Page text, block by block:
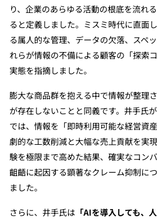
り、企業のあらゆる活動の根底を流れ
ると定義しました。ミスミ時代に直面
る属人的な管理、データの欠落、スペ
れらが情報の不備による顧客の「探索
実態を指摘しました。
膨大な商品群を抱える中で情報が整理
が存在しないことと同義です。井手氏
では、情報を「即時利用可能な経営資
劇的な工数削減と大幅な売上貢献を実
験を極限まで高めた結果、確実なコン
齟齬に起因する顕著なクレーム抑制に
ました。
さらに、井手氏は 「AIを導入しても、